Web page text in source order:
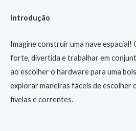
Introdução
Imagine construir uma nave espacial!
forte, divertida e trabalhar em
ao escolher o hardware para uma
explorar maneiras fáceis de escolher
fivelas e correntes.